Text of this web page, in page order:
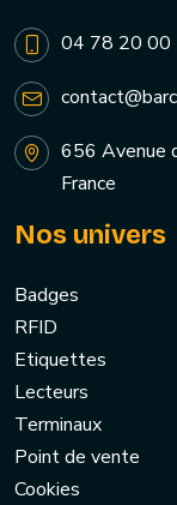
04 78 20 00
656 Avenue
France
Nos univers
Badges
RFID
Etiquettes
Lecteurs
Terminaux
Point de vente
Cookies